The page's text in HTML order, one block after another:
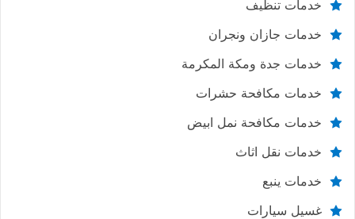
خدمات تنظيف
خدمات جازان ونجران
خدمات جدة ومكة المكرمة
خدمات مكافحة حشرات
خدمات مكافحة نمل ابيض
خدمات نقل اثاث
خدمات ينبع
غسيل سيارات